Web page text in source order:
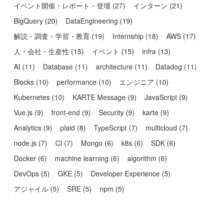
イベント開催・レポート・登壇 (27) インターン (21)
BigQuery (20) DataEngineering (19)
解説・調査・学習・教育 (19) Internship (18) AWS (17)
人・会社・生産性 (15) イベント (15) infra (13)
AI (11) Database (11) architecture (11) Datadog (11)
Blocks (10) performance (10) エンジニア (10)
Kubernetes (10) KARTE Message (9) JavaScript (9)
Vue.js (9) front-end (9) Security (9) karte (9)
Analytics (9) plaid (8) TypeScript (7) multicloud (7)
node.js (7) CI (7) Mongo (6) k8s (6) SDK (6)
Docker (6) machine learning (6) algorithm (6)
DevOps (5) GKE (5) Developer Experience (5)
アジャイル (5) SRE (5) npm (5)